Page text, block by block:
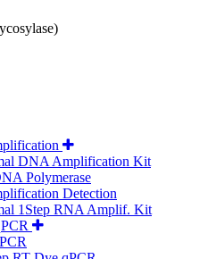
DNA Amplification Kit
Polymerase
Detection
1Step RNA Amplif. Kit